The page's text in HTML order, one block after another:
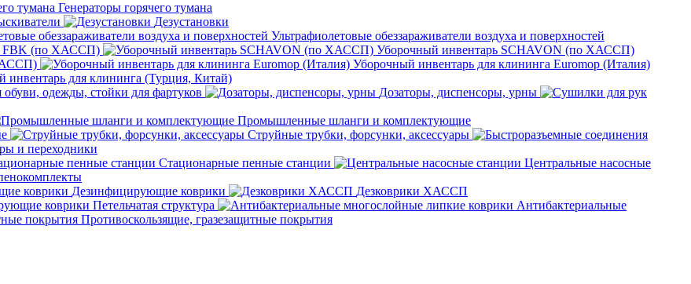
Генераторы горячего тумана
Дезустановки
Ультрафиолетовые обеззараживатели воздуха и поверхностей
FBK (по ХАССП)
Уборочный инвентарь SCHAVON (по ХАССП)
Уборочный инвентарь для клининга Euromop (Италия)
инвентарь для клининга (Турция, Китай)
одежды, стойки для фартуков
Дозаторы, диспенсоры, урны
Промышленные шланги и комплектующие
Струйные трубки, форсунки, аксессуары
и переходники
Стационарные пенные станции
Центральные насосные
Дезинфицирующие коврики
Дезковрики ХАССП
коврики Петельчатая структура
Антибактериальные
Противоскользящие, гразезащитные покрытия